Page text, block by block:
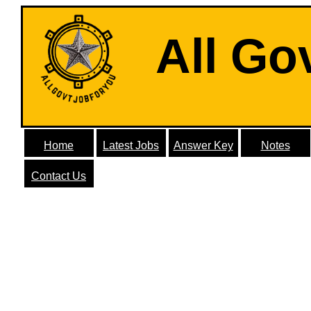
All
Home Latest Jobs Answer Key Notes
Contact Us